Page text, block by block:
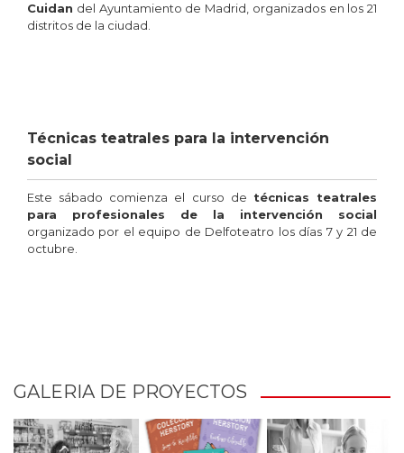
Cuidan del Ayuntamiento de Madrid, organizados en los 21
distritos de la ciudad.
Técnicas teatrales para la intervención
social
Este sábado comienza el curso de técnicas teatrales
para profesionales de la intervención social
organizado por el equipo de Delfoteatro los días 7 y 21 de
octubre.
GALERIA DE PROYECTOS